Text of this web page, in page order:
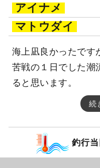
アイナメ
マトウダイ
海上凪良かったです
苦戦の１日でした潮
ると思います。
続
釣行